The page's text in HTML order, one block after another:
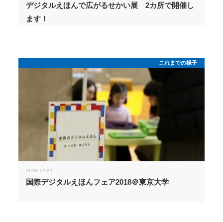
デジタルえほんで広がるせかい展 2カ所で開催し
ます！
これまでの様子
2018.12.21
国際デジタルえほんフェア2018＠東京大学